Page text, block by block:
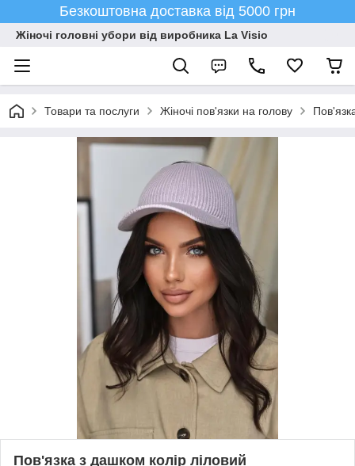
Безкоштовна доставка від 5000 грн
Жіночі головні убори від виробника La Visio
Товари та послуги Жіночі пов'язки на голову
Пов'язка з дашком колір ліловий